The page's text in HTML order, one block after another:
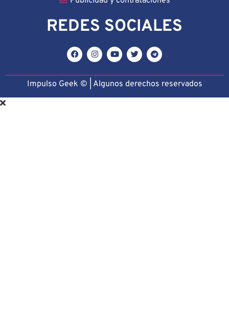
REDES SOCIALES
Impulso Geek © | Algunos derechos reservados